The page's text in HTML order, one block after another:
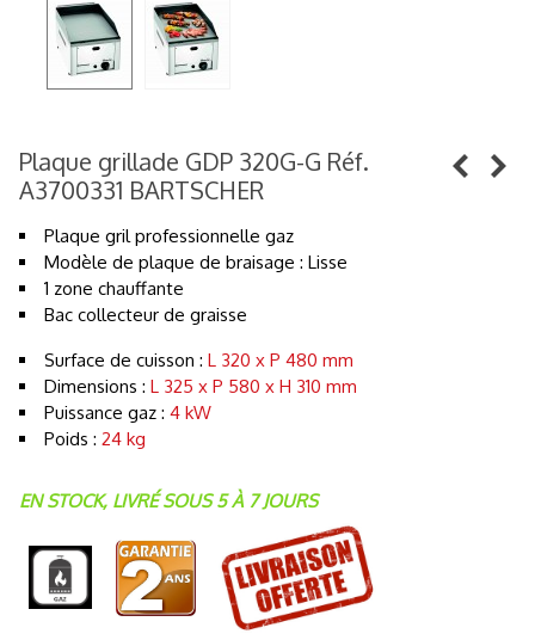
Plaque grillade GDP 320G-G Réf.
A3700331 BARTSCHER
Plaque gril professionnelle gaz
Modèle de plaque de braisage : Lisse
1 zone chauffante
Bac collecteur de graisse
Surface de cuisson : L 320 x P 480 mm
Dimensions : L 325 x P 580 x H 310 mm
Puissance gaz : 4 kW
Poids : 24 kg
EN STOCK, LIVRÉ SOUS 5 À 7 JOURS